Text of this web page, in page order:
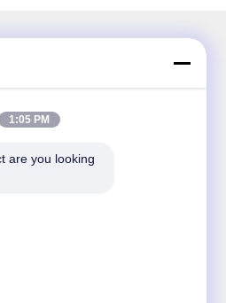
บส่วนลดและอื่นๆ อีกมากมาย
1:05 PM
are you looking